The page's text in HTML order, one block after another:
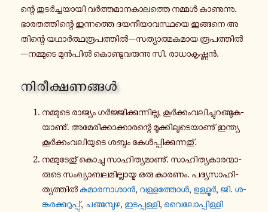
ന്റെ തു­ടർ­ച്ച­യാ­യി വർ­ത്ത­മാ­ന­കാ­ല­ത്തെ നമ്മൾ കാ­ണു­ന്നു.
ഭാ­ര­ത­ത്തി­ന്റെ ഇ­ന്ന­ത്തെ ദ­യ­നീ­യാ­വ­സ്ഥ­യെ ഇ­ങ്ങ­നെ അ­
തി­ന്റെ യ­ഥാർ­ത്ഥ­രൂ­പ­ത്തിൽ—സ­ത്യാ­ത്മ­ക­മാ­യ രൂ­പ­ത്തിൽ
—ന­മ്മു­ടെ മുൻ­പിൽ കൊ­ണ്ടു­വ­രു­ന്നു സി. രാ­ധാ­കൃ­ഷ്ണൻ.
നി­രീ­ക്ഷ­ണ­ങ്ങൾ
ന­മ്മു­ടെ രാ­ജ്യം ഗർ­ജ്ജി­ക്കു­ന്നി­ല്ല, കൂർ­ക്കം­വ­ലി­ച്ചു­റ­ങ്ങു­ക­
യാ­ണു്. അ­മേ­രി­ക്കാ­ക്കാ­ര­ന്റെ മൂ­ക്കി­ലൂ­ടെ­യാ­ണു് ഇ­ന്ത്യ
കൂർ­ക്കം­വ­ലി­യു­ടെ ശബ്ദം കേൾ­പ്പി­ക്കു­ന്ന­തു്.
ന­മ്മു­ടേ­തു് കൊ­ച്ചു സാ­ഹി­ത്യ­മാ­ണു്. സാ­ഹി­ത്യ­കാ­ര­ന്മാ­
രു­ടെ സം­ഖ്യാ­ബ­ല­മി­ല്ലാ­യ്മ ഒരു കാരണം. പ­ദ്യ­സാ­ഹി­
ത്യ­ത്തിൽകു­മാ­ര­നാ­ശാൻ, വ­ള്ള­ത്തോൾ, ഉ­ള്ളൂർ, ജി. ശ­
ങ്ക­ര­ക്കു­റു­പ്പു്, ച­ങ്ങ­മ്പു­ഴ, ഇ­ട­പ്പ­ള്ളി, വൈ­ലോ­പ്പി­ള്ളി